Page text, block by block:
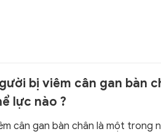
bị viêm cân gan bàn
lực nào ?
cân gan bàn chân là một trong